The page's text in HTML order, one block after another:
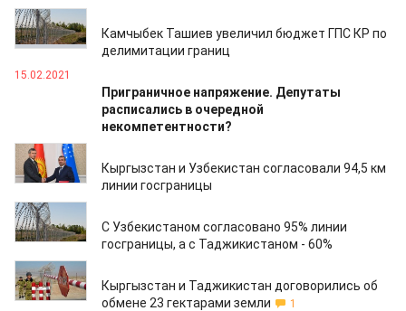
18.02.2021
Камчыбек Ташиев увеличил бюджет ГПС КР по
делимитации границ
15.02.2021
Приграничное напряжение. Депутаты
расписались в очередной
некомпетентности?
28.08.2020
Кыргызстан и Узбекистан согласовали 94,5 км
линии госграницы
29.05.2020
С Узбекистаном согласовано 95% линии
госграницы, а с Таджикистаном - 60%
24.02.2020
Кыргызстан и Таджикистан договорились об
обмене 23 гектарами земли
1